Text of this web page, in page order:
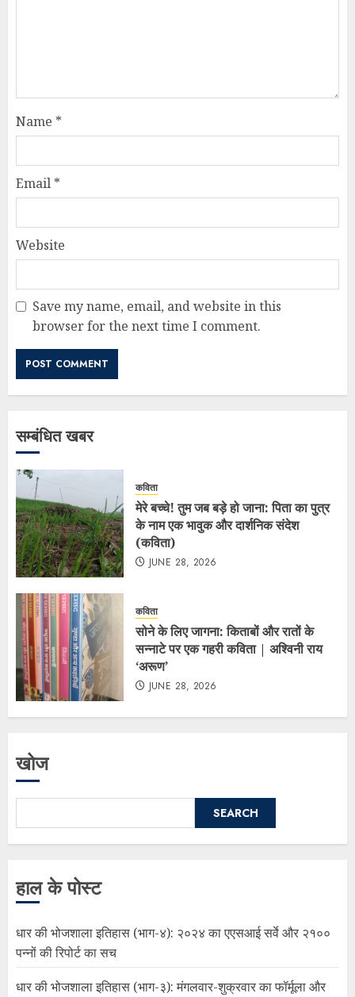
Name *
Email *
Website
Save my name, email, and website in this
browser for the next time I comment.
सम्बंधित खबर
कविता
मेरे बच्चे! तुम जब बड़े हो जाना: पिता का पुत्र
के नाम एक भावुक और दार्शनिक संदेश
(कविता)
JUNE 28, 2026
कविता
सोने के लिए जागना: किताबों और रातों के
सन्नाटे पर एक गहरी कविता | अश्विनी राय
‘अरूण’
JUNE 28, 2026
खोज
SEARCH
हाल के पोस्ट
धार की भोजशाला इतिहास (भाग-४): २०२४ का एएसआई सर्वे और २१००
पन्नों की रिपोर्ट का सच
धार की भोजशाला इतिहास (भाग-३): मंगलवार-शुक्रवार का फॉर्मूला और